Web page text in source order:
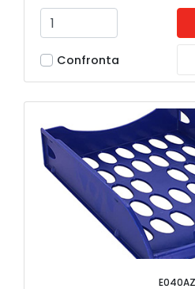
Confronta
E040AZ